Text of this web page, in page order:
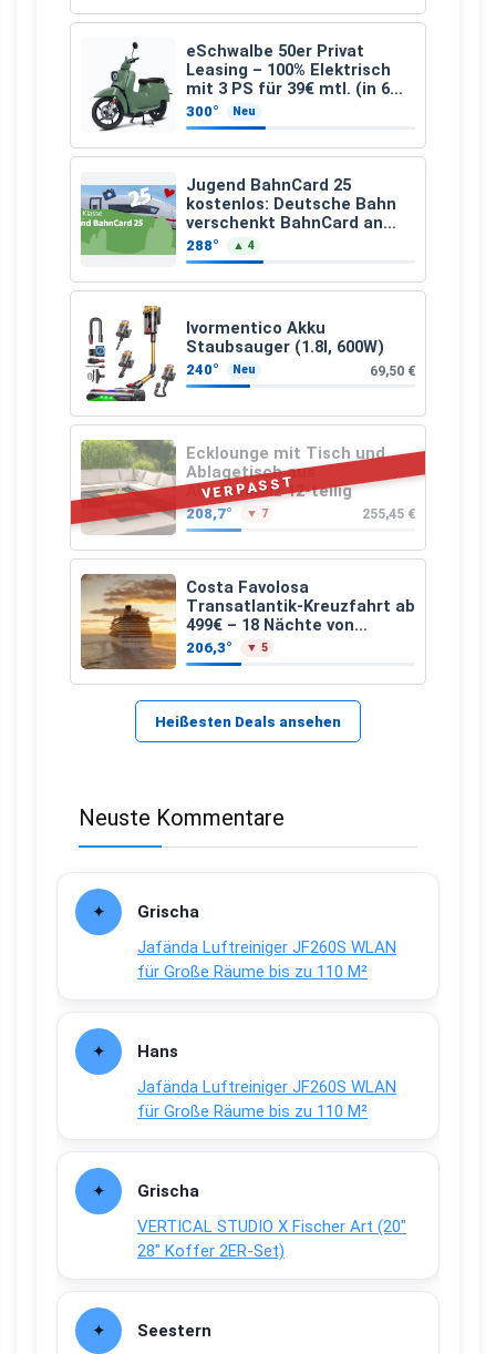
eSchwalbe 50er Privat
Leasing – 100% Elektrisch
mit 3 PS für 39€ mtl. (in 6
schicken Farben LF: 0.43, 36
Monate, Bereitstellung:
159,00 €, 2.500 km/Jahr)
300° Neu
Jugend BahnCard 25
kostenlos: Deutsche Bahn
verschenkt BahnCard an
Kinder und Jugendliche
288° ▲ 4
Ivormentico Akku
Staubsauger (1.8l, 600W)
240° Neu 69,50 €
VERPASST
Ecklounge mit Tisch und
Ablagetisch aus
Akazienholz 12-teilig
208,7° ▼ 7 255,45 €
Costa Favolosa
Transatlantik-Kreuzfahrt ab
499€ – 18 Nächte von
Hamburg nach Guadeloupe
206,3° ▼ 5
Heißesten Deals ansehen
Neuste Kommentare
Grischa
Jafända Luftreiniger JF260S WLAN
für Große Räume bis zu 110 M²
Hans
Jafända Luftreiniger JF260S WLAN
für Große Räume bis zu 110 M²
Grischa
VERTICAL STUDIO X Fischer Art (20″
28″ Koffer 2ER-Set)
Seestern